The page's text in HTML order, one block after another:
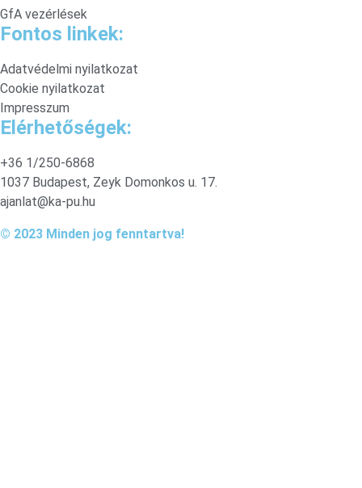
GfA vezérlések
Fontos linkek:
Adatvédelmi nyilatkozat
Cookie nyilatkozat
Impresszum
Elérhetőségek:
+36 1/250-6868
1037 Budapest, Zeyk Domonkos u. 17.
ajanlat@ka-pu.hu
© 2023 Minden jog fenntartva!